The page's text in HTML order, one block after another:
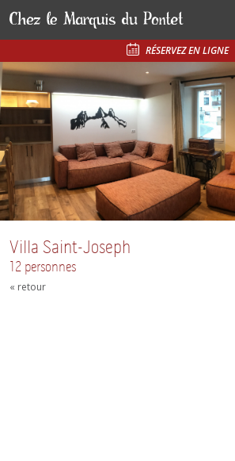
RÉSERVEZ EN LIGNE
Villa Saint-Joseph
12 personnes
« retour